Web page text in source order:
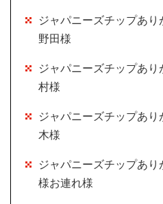
ジャパニーズチップあ
野田様
ジャパニーズチップあ
村様
ジャパニーズチップあ
木様
ジャパニーズチップあ
様お連れ様